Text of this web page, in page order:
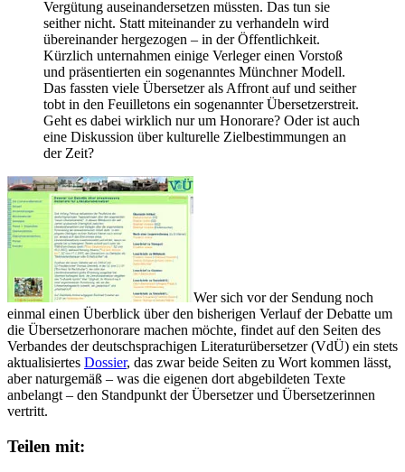
Vergütung auseinandersetzen müssten. Das tun sie
seither nicht. Statt miteinander zu verhandeln wird
übereinander hergezogen – in der Öffentlichkeit.
Kürzlich unternahmen einige Verleger einen Vorstoß
und präsentierten ein sogenanntes Münchner Modell.
Das fassten viele Übersetzer als Affront auf und seither
tobt in den Feuilletons ein sogenannter Übersetzerstreit.
Geht es dabei wirklich nur um Honorare? Oder ist auch
eine Diskussion über kulturelle Zielbestimmungen an
der Zeit?
Wer sich vor der Sendung noch
einmal einen Überblick über den bisherigen Verlauf der Debatte um
die Übersetzerhonorare machen möchte, findet auf den Seiten des
Verbandes der deutschsprachigen Literaturübersetzer (VdÜ) ein stets
aktualisiertes Dossier, das zwar beide Seiten zu Wort kommen lässt,
aber naturgemäß – was die eigenen dort abgebildeten Texte
anbelangt – den Standpunkt der Übersetzer und Übersetzerinnen
vertritt.
Teilen mit: